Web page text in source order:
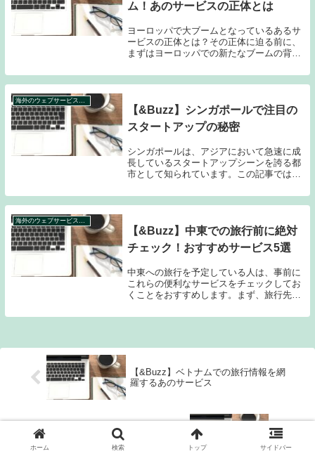
ム！あのサービスの正体とは
ヨーロッパで大ブームとなっているあるサ
ービスの正体とは？その正体に迫る前に、
まずはヨーロッパでの新たなブームの背景
ジタルサービスの普及が進み、人々の生活
に大きな変化をもたらしている。その中で
【&Buzz】シンガポールで注目の
スタートアップの秘密
シンガポールは、アジアにおいて急速に成
長しているスタートアップシーンを誇る都
市として知られています。この記事では、
め、成功要因やキーパフォーマンス指標に
ついて説明します。さらに、著名な企業と
海外のウェブサービス特集
【&Buzz】中東での旅行前に絶対
チェック！おすすめサービス5選
中東への旅行を予定している人は、事前に
これらの便利なサービスをチェックしてお
くことをおすすめします。まず、旅行先の
外出先でのインターネット接続や電話サー
【&Buzz】ベトナムでの旅行情報を網
羅するあのサービス
【&Buzz】香港の都市生活をスマート
にするショッピングアプリ
ホーム 検索 トップ サイドバー